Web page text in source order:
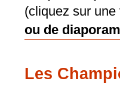
(cliquez sur
ou de
Les